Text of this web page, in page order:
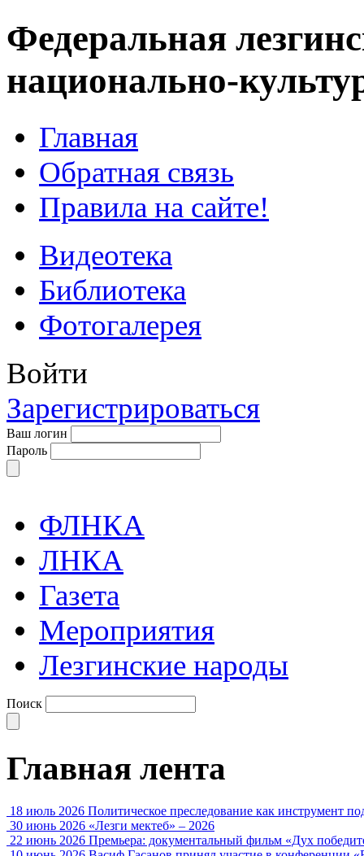
Федеральная
национально-
Главная
Обратная связь
Правила на сайте!
Видеотека
Библиотека
Фотогалерея
Войти
Зарегистрироваться
Ваш логин
Пароль
ФЛНКА
ЛНКА
Газета
Мероприятия
Лезгинские народы
Поиск
Главная лента
18 июль 2026 Политическое преследование как инструмент
30 июнь 2026 «Лезги мектеб» – 2026
22 июнь 2026 Премьера: документальный фильм «Дух